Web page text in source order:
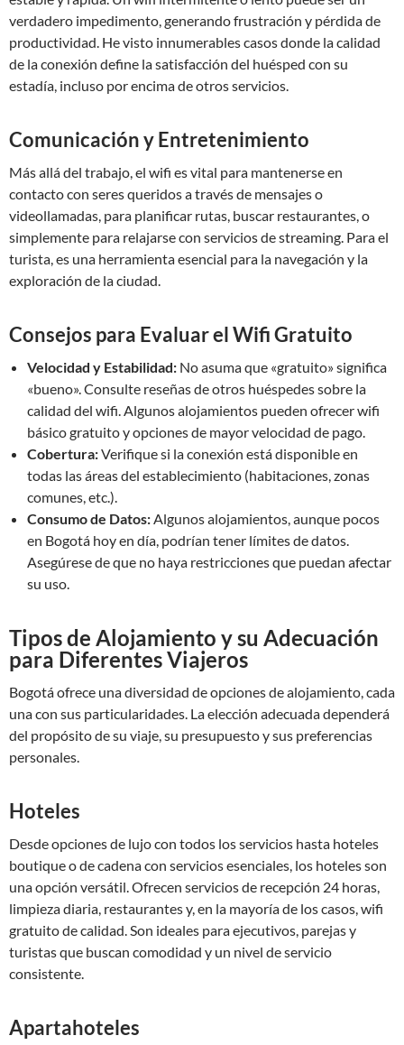
verdadero impedimento, generando frustración y pérdida de
productividad. He visto innumerables casos donde la calidad
de la conexión define la satisfacción del huésped con su
estadía, incluso por encima de otros servicios.
Comunicación y Entretenimiento
Más allá del trabajo, el wifi es vital para mantenerse en
contacto con seres queridos a través de mensajes o
videollamadas, para planificar rutas, buscar restaurantes, o
simplemente para relajarse con servicios de streaming. Para el
turista, es una herramienta esencial para la navegación y la
exploración de la ciudad.
Consejos para Evaluar el Wifi Gratuito
Velocidad y Estabilidad: No asuma que «gratuito» significa
«bueno». Consulte reseñas de otros huéspedes sobre la
calidad del wifi. Algunos alojamientos pueden ofrecer wifi
básico gratuito y opciones de mayor velocidad de pago.
Cobertura:Verifique si la conexión está disponible en
todas las áreas del establecimiento (habitaciones, zonas
comunes, etc.).
Consumo de Datos:Algunos alojamientos, aunque pocos
en Bogotá hoy en día, podrían tener límites de datos.
Asegúrese de que no haya restricciones que puedan afectar
su uso.
Tipos de Alojamiento y su Adecuación
para Diferentes Viajeros
Bogotá ofrece una diversidad de opciones de alojamiento, cada
una con sus particularidades. La elección adecuada dependerá
del propósito de su viaje, su presupuesto y sus preferencias
personales.
Hoteles
Desde opciones de lujo con todos los servicios hasta hoteles
boutique o de cadena con servicios esenciales, los hoteles son
una opción versátil. Ofrecen servicios de recepción 24 horas,
limpieza diaria, restaurantes y, en la mayoría de los casos, wifi
gratuito de calidad. Son ideales para ejecutivos, parejas y
turistas que buscan comodidad y un nivel de servicio
consistente.
Apartahoteles